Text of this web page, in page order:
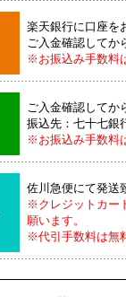
楽天銀行に口座を
ご入金確認してか
※お振込み手数料
ご入金確認してか
振込先：七十七銀
※お振込み手数料
佐川急便にて発送
※クレジットカー
願います。
※代引手数料は無